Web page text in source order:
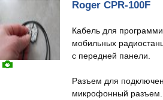
Roger CPR-100F
Кабель для
мобильных
с передней панели.
Разъем для
микрофонный разъем.